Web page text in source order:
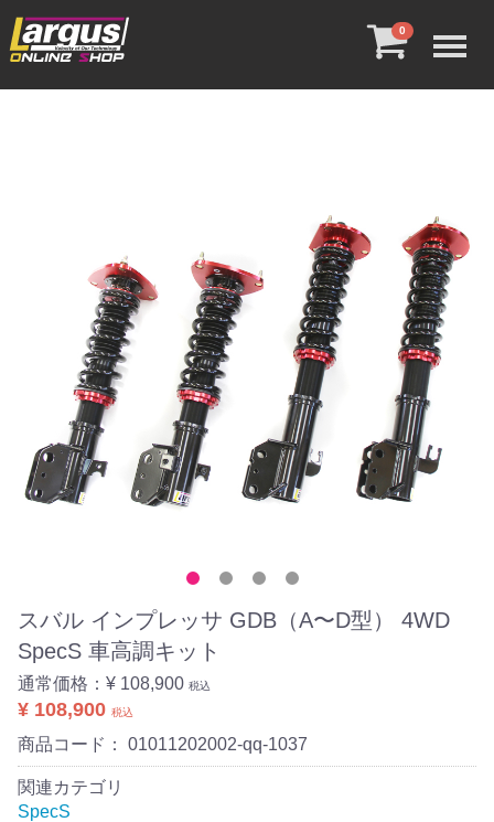
0
スバル インプレッサ GDB（A〜D型） 4WD
SpecS 車高調キット
通常価格： ¥ 108,900 税込
¥ 108,900 税込
商品コード： 01011202002-qq-1037
関連カテゴリ
SpecS